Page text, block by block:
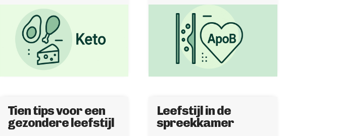
Tien tips voor een
gezondere leefstijl
Leefstijl in de
spreekkamer